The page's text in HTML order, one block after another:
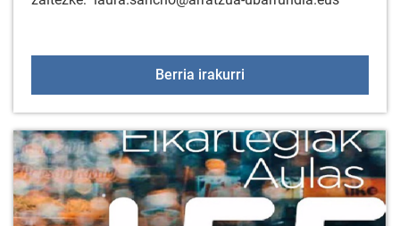
Berria irakurri